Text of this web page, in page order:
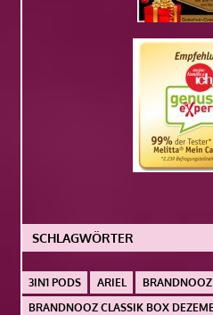
SCHLAGWÖRTER
3IN1 PODS ARIEL
BRANDNOOZ CLASSIK BOX